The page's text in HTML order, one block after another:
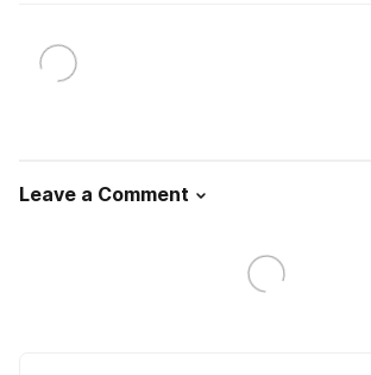
Leave a Comment